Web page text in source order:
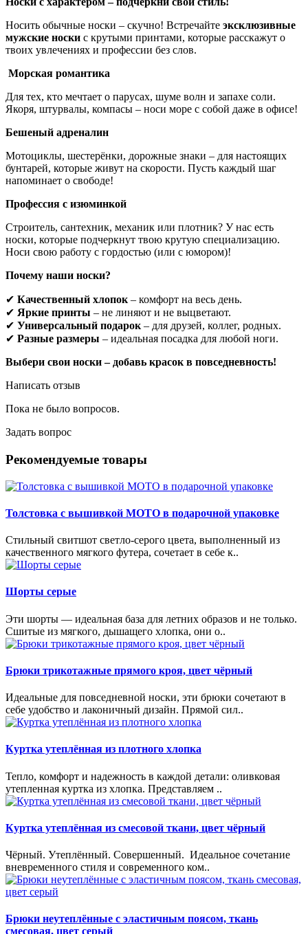
Носить обычные носки – скучно! Встречайте эксклюзивные
мужские носки с крутыми принтами, которые расскажут о
твоих увлечениях и профессии без слов.
Морская романтика
Для тех, кто мечтает о парусах, шуме волн и запахе соли.
Якоря, штурвалы, компасы – носи море с собой даже в офисе!
Бешеный адреналин
Мотоциклы, шестерёнки, дорожные знаки – для настоящих
бунтарей, которые живут на скорости. Пусть каждый шаг
напоминает о свободе!
Профессия с изюминкой
Строитель, сантехник, механик или плотник? У нас есть
носки, которые подчеркнут твою крутую специализацию.
Носи свою работу с гордостью (или с юмором)!
Почему наши носки?
✔ Качественный хлопок – комфорт на весь день.
✔ Яркие принты – не линяют и не выцветают.
✔ Универсальный подарок – для друзей, коллег, родных.
✔ Разные размеры – идеальная посадка для любой ноги.
Выбери свои носки – добавь красок в повседневность!
Написать отзыв
Пока не было вопросов.
Задать вопрос
Рекомендуемые товары
Толстовка с вышивкой МОТО в подарочной упаковке
Стильный свитшот светло-серого цвета, выполненный из
качественного мягкого футера, сочетает в себе к..
Шорты серые
Эти шорты — идеальная база для летних образов и не только.
Сшитые из мягкого, дышащего хлопка, они о..
Брюки трикотажные прямого кроя, цвет чёрный
Идеальные для повседневной носки, эти брюки сочетают в
себе удобство и лаконичный дизайн. Прямой сил..
Куртка утеплённая из плотного хлопка
Тепло, комфорт и надежность в каждой детали: оливковая
утепленная куртка из хлопка. Представляем ..
Куртка утеплённая из смесовой ткани, цвет чёрный
Чёрный. Утеплённый. Совершенный. Идеальное сочетание
вневременного стиля и современного ком..
Брюки неутеплённые с эластичным поясом, ткань
смесовая, цвет серый